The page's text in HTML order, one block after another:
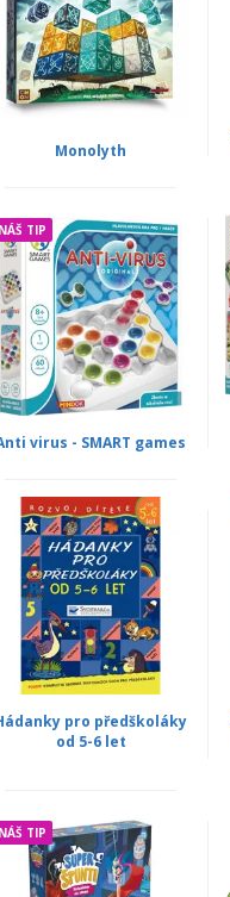
Monolyth
NÁŠ TIP
virus - SMART games
pro předškoláky
od 5-6 let
NÁŠ TIP